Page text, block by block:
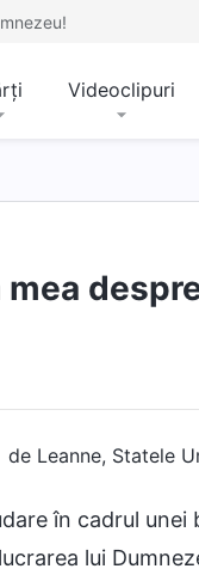
Videoclipuri
mea
de Leanne, Statele
în cadrul unei
lui